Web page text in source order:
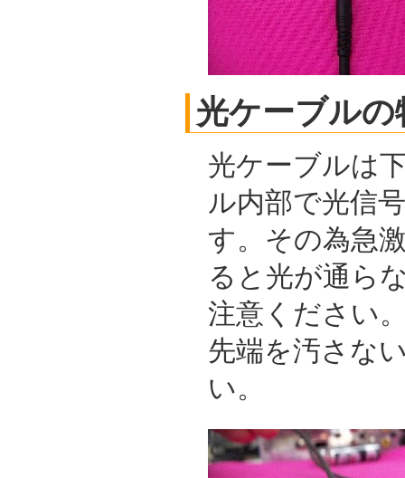
光ケーブルの
光ケーブルは
ル内部で光信
す。その為急
ると光が通ら
注意ください
先端を汚さな
い。